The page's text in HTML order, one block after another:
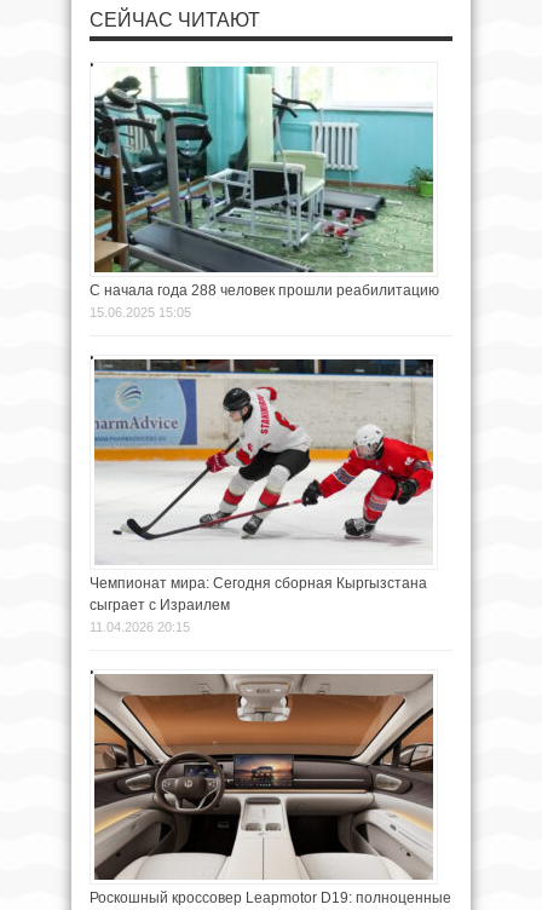
СЕЙЧАС ЧИТАЮТ
С начала года 288 человек прошли реабилитацию
15.06.2025 15:05
Чемпионат мира: Сегодня сборная Кыргызстана
сыграет с Израилем
11.04.2026 20:15
Роскошный кроссовер Leapmotor D19: полноценные